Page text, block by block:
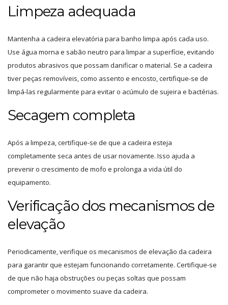
Limpeza adequada
Mantenha a cadeira elevatória para banho limpa após cada uso.
Use água morna e sabão neutro para limpar a superfície, evitando
produtos abrasivos que possam danificar o material. Se a cadeira
tiver peças removíveis, como assento e encosto, certifique-se de
limpá-las regularmente para evitar o acúmulo de sujeira e bactérias.
Secagem completa
Após a limpeza, certifique-se de que a cadeira esteja
completamente seca antes de usar novamente. Isso ajuda a
prevenir o crescimento de mofo e prolonga a vida útil do
equipamento.
Verificação dos mecanismos de
elevação
Periodicamente, verifique os mecanismos de elevação da cadeira
para garantir que estejam funcionando corretamente. Certifique-se
de que não haja obstruções ou peças soltas que possam
comprometer o movimento suave da cadeira.